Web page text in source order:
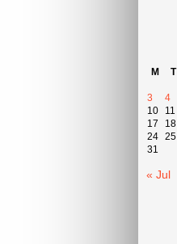
M
T
3
4
10
11
17
18
24 25
31
« Jul